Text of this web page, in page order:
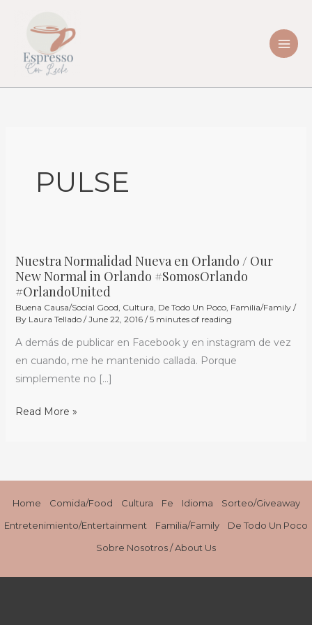
PULSE
Nuestra Normalidad Nueva en Orlando / Our
New Normal in Orlando #SomosOrlando
#OrlandoUnited
Buena Causa/Social Good, Cultura, De Todo Un Poco, Familia/Family/
By Laura Tellado /June 22, 2016/5 minutes of reading
A demás de publicar en Facebook y en instagram de vez
en cuando, me he mantenido callada. Porque
simplemente no […]
Nuestra
Normalidad
Nueva
en
New
Normal
#OrlandoUnited
Read More »
Home Comida/Food Cultura Fe Idioma
Sorteo/Giveaway
Entretenimiento/Entertainment
Familia/Family
De Todo Un Poco
Sobre Nosotros / About Us